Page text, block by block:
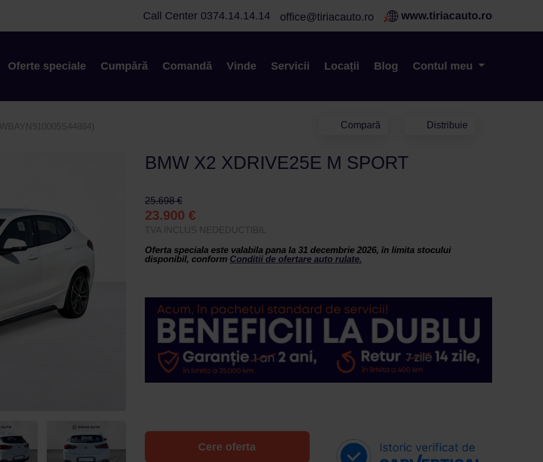
Call Center 0374.14.14.14 office@tiriacauto.ro www.tiriacauto.ro
Oferte speciale Cumpără Comandă Vinde Servicii Locații Blog Contul meu
Compară Distribuie
BMW X2 XDRIVE25E M SPORT
25.698 €
23.900 €
TVA INCLUS NEDEDUCTIBIL
Oferta speciala este valabila pana la 31 decembrie 2026, în limita stocului
disponibil, conform Conditii de ofertare auto rulate.
Cere oferta